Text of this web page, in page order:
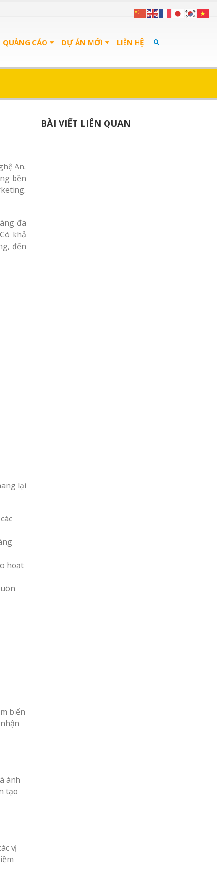
CÁO DỰ ÁN MỚI LIÊN HỆ
An.
bền
đa
khả
đến
lại
hoạt
biển
ánh
tạo
vị
BÀI VIẾT LIÊN QUAN